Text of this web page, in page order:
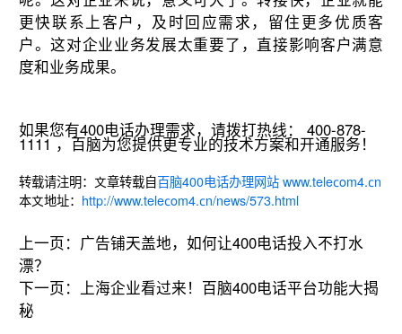
更快联系上客户，及时回应需求，留住更多优质客
户。这对企业业务发展太重要了，直接影响客户满意
度和业务成果。
如果您有400电话办理需求，请拨打热线： 400-878-
1111 ，百脑为您提供更专业的技术方案和开通服务！
转载请注明：文章转载自百脑400电话办理网站 www.telecom4.cn
本文地址： http://www.telecom4.cn/news/573.html
上一页： 广告铺天盖地，如何让400电话投入不打水
漂？
下一页： 上海企业看过来！百脑400电话平台功能大揭
秘